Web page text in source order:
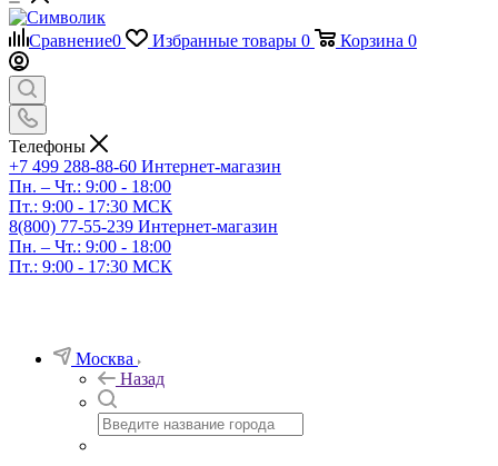
Сравнение0 Избранные товары 0 Корзина 0
Телефоны
+7 499 288-88-60 Интернет-магазин
Пн. – Чт.: 9:00 - 18:00
Пт.: 9:00 - 17:30 МСК
8(800) 77-55-239 Интернет-магазин
Пн. – Чт.: 9:00 - 18:00
Пт.: 9:00 - 17:30 МСК
Москва
Назад